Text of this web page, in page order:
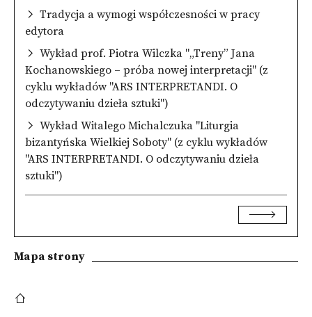
Tradycja a wymogi współczesności w pracy
edytora
Wykład prof. Piotra Wilczka "„Treny” Jana
Kochanowskiego – próba nowej interpretacji" (z
cyklu wykładów "ARS INTERPRETANDI. O
odczytywaniu dzieła sztuki")
Wykład Witalego Michalczuka "Liturgia
bizantyńska Wielkiej Soboty" (z cyklu wykładów
"ARS INTERPRETANDI. O odczytywaniu dzieła
sztuki")
Mapa strony